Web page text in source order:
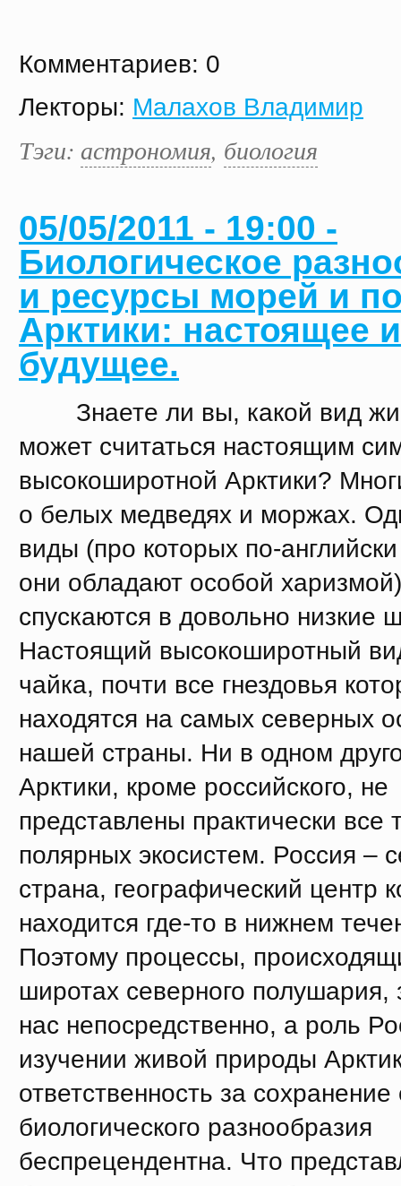
Комментариев: 0
Лекторы: Малахов Владимир
Тэги: астрономия, биология
05/05/2011 - 19:00 -
Биологическое
и ресурсы морей и
Арктики: настоящее и
будущее.
Знаете ли вы, какой вид
может считаться настоящим
высокоширотной Арктики?
о белых медведях и моржах.
виды (про которых по-английски
они обладают особой
спускаются в довольно низкие
Настоящий высокоширотный
чайка, почти все гнездовья
находятся на самых северных
нашей страны. Ни в одном
Арктики, кроме российского, не
представлены практически все
полярных экосистем. Россия –
страна, географический центр
находится где-то в нижнем
Поэтому процессы,
широтах северного полушария,
нас непосредственно, а роль
изучении живой природы
ответственность за сохранение
биологического разнообразия
беспрецендентна. Что